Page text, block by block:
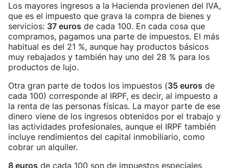
Los mayores ingresos a la Hacienda provienen del IVA,
que es el impuesto que grava la compra de bienes y
servicios: 37 euros de cada 100. En cada cosa que
compramos, pagamos una parte de impuestos. El más
habitual es del 21 %, aunque hay productos básicos
muy rebajados y también hay uno del 28 % para los
productos de lujo.
Otra gran parte de todos los impuestos (35 euros de
cada 100) corresponde al IRPF, es decir, al impuesto a
la renta de las personas físicas. La mayor parte de ese
dinero viene de los ingresos obtenidos por el trabajo y
las actividades profesionales, aunque el IRPF también
incluye rendimientos del capital inmobiliario, como
cobrar un alquiler.
8 euros de cada 100 son de impuestos especiales